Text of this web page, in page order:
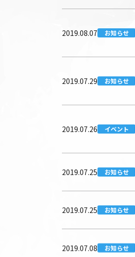
2019.08.07 お知らせ
2019.07.29 お知らせ
2019.07.26 イベント
2019.07.25 お知らせ
2019.07.25 お知らせ
2019.07.08 お知らせ